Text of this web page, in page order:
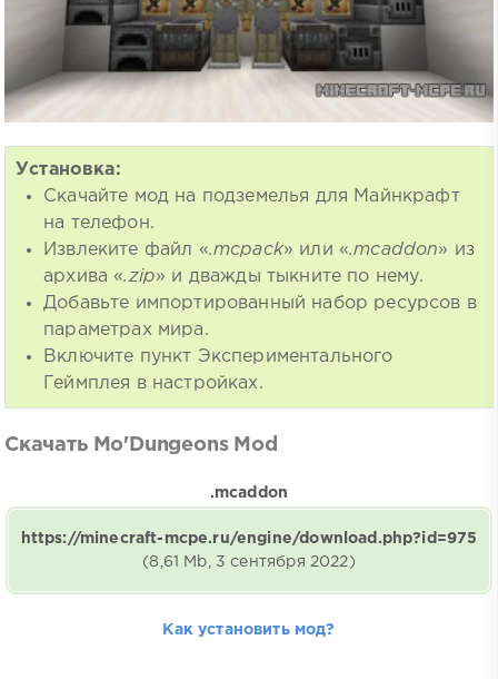
Установка:
Скачайте мод на подземелья для Майнкрафт
на телефон.
Извлеките файл «.mcpack» или «.mcaddon» из
архива «.zip» и дважды тыкните по нему.
Добавьте импортированный набор ресурсов в
параметрах мира.
Включите пункт Экспериментального
Геймплея в настройках.
Скачать Mo'Dungeons Mod
.mcaddon
https://minecraft-mcpe.ru/engine/download.php?id=975
(8,61 Mb, 3 сентября 2022)
Как установить мод?